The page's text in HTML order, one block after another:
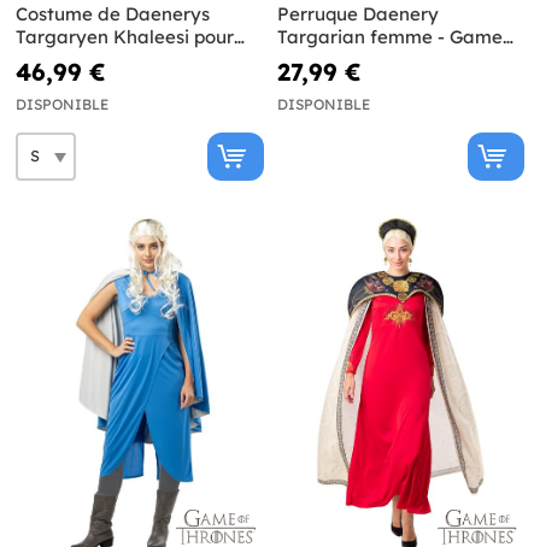
Costume de Daenerys
Targaryen Khaleesi pour
femme - Game of Thrones
46,99 €
DISPONIBLE
Perruque Daenery
Targarian femme - Game
of Thrones
27,99 €
DISPONIBLE